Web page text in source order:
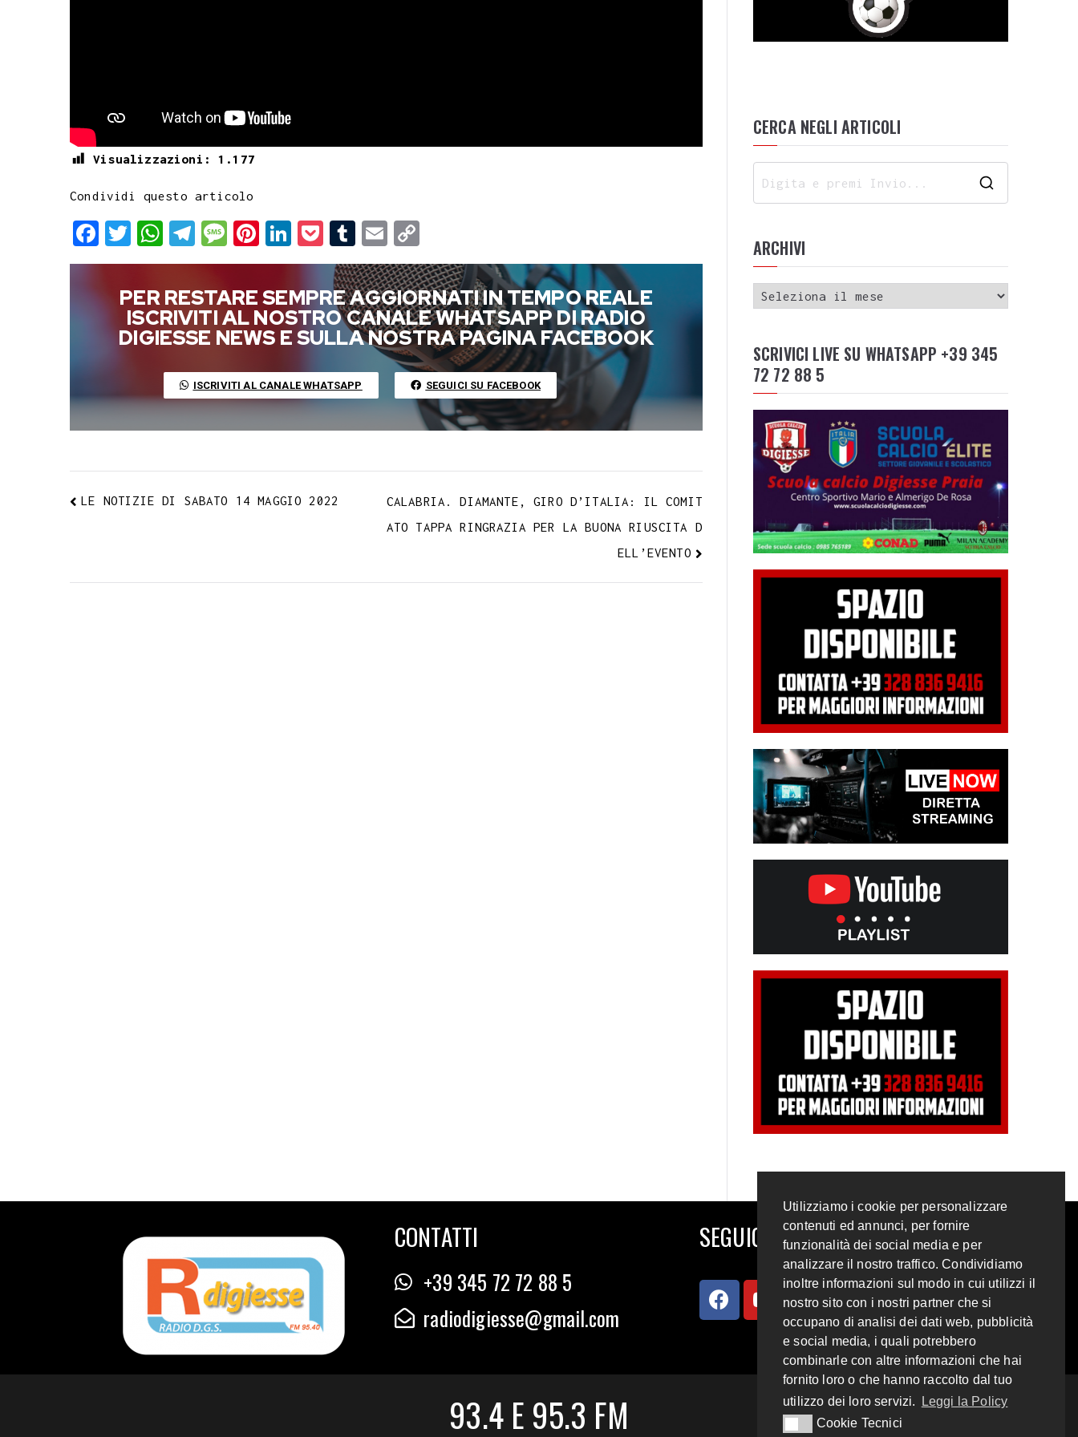
Visualizzazioni: 1.177
Condividi questo articolo
F
a
e
b
k
T
w
i
t
t
W
h
a
t
s
p
T
e
l
e
g
a
m
M
e
s
s
a
e
P
i
n
t
e
e
s
t
L
i
n
k
e
I
n
o
c
k
e
T
u
m
b
l
E
m
a
i
l
o
p
y
L
i
n
k
PER RESTARE SEMPRE AGGIORNATI IN TEMPO REALE
ISCRIVITI AL NOSTRO CANALE WHATSAPP DI RADIO
DIGIESSE NEWS E SULLA NOSTRA PAGINA FACEBOOK
ISCRIVITI AL CANALE WHATSAPP SEGUICI SU FACEBOOK
LE NOTIZIE DI SABATO 14 MAGGIO 2022
CALABRIA. DIAMANTE, GIRO D’ITALIA: IL COMIT
ATO TAPPA RINGRAZIA PER LA BUONA RIUSCITA D
ELL’EVENTO
CERCA NEGLI ARTICOLI
ARCHIVI
SCRIVICI LIVE SU WHATSAPP +39 345
72 72 88 5
CONTATTI
+39 345 72 72 88 5
radiodigiesse@gmail.com
SEGUICI SUI SOCIAL
93.4 E 95.3 FM
Utilizziamo i cookie per personalizzare
contenuti ed annunci, per fornire
funzionalità dei social media e per
analizzare il nostro traffico. Condividiamo
inoltre informazioni sul modo in cui utilizzi il
nostro sito con i nostri partner che si
occupano di analisi dei dati web, pubblicità
e social media, i quali potrebbero
combinarle con altre informazioni che hai
fornito loro o che hanno raccolto dal tuo
utilizzo dei loro servizi.
Leggi la Policy
Cookie Tecnici
Cookie Tecnici